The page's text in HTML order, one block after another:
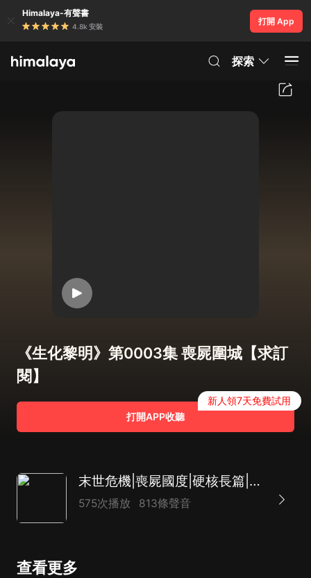
Himalaya-有聲書
4.8k 安裝
打開 App
探索
《生化黎明》第0003集 喪屍圍城【求訂
閱】
打開APP收聽
新人領7天免費試用
末世危機|喪屍國度|硬核長篇|熱血科幻|未來戰爭|生化黎明|暴爽熱血
575次播放 813條聲音
查看更多